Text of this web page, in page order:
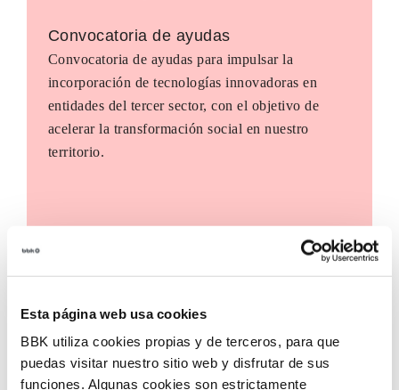
Esta página web usa cookies
BBK utiliza cookies propias y de terceros, para que
puedas visitar nuestro sitio web y disfrutar de sus
funciones. Algunas cookies son estrictamente
Convocatoria de ayudas
Convocatoria de ayudas para impulsar la
incorporación de tecnologías innovadoras en
entidades del tercer sector, con el objetivo de
acelerar la transformación social en nuestro
territorio.